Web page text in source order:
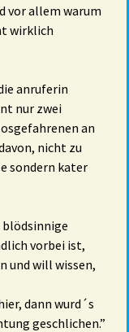
vor allem warum
wirklich
anruferin
nur zwei
an
nicht zu
sondern kater
blödsinnige
vorbei ist,
und will wissen,
dann wurd´s
geschlichen.”